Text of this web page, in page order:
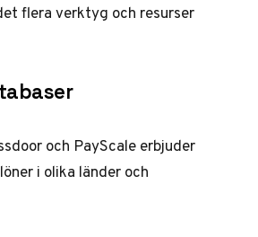
flera verktyg och resurser
och PayScale erbjuder
i olika länder och